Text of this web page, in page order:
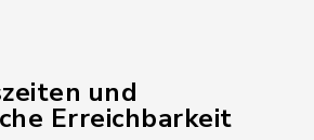
und
Erreichbarkeit